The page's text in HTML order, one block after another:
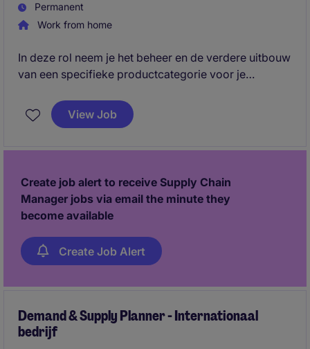
Permanent
Work from home
In deze rol neem je het beheer en de verdere uitbouw
van een specifieke productcategorie voor je
in de markt zorg je ervoor dat het aanbod blijft
aansluiten bij de noden van vandaag en morgen.
View Job
Create job alert to receive Supply Chain
Manager jobs via email the minute they
become available
Create Job Alert
Demand & Supply Planner - Internationaal
bedrijf